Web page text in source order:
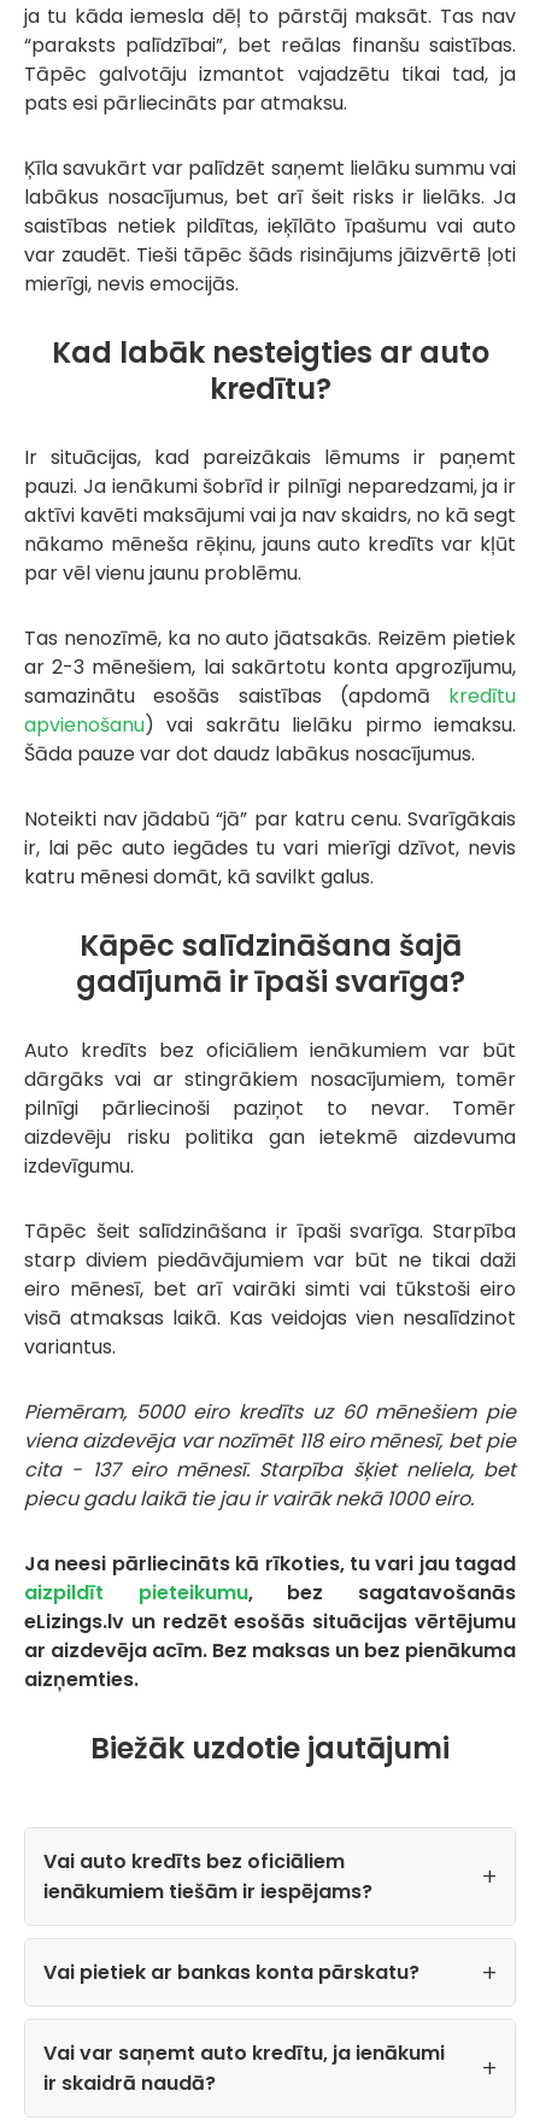
ja tu kāda iemesla dēļ to pārstāj maksāt. Tas nav
“paraksts palīdzībai”, bet reālas finanšu saistības.
Tāpēc galvotāju izmantot vajadzētu tikai tad, ja
pats esi pārliecināts par atmaksu.
Ķīla savukārt var palīdzēt saņemt lielāku summu vai
labākus nosacījumus, bet arī šeit risks ir lielāks. Ja
saistības netiek pildītas, ieķīlāto īpašumu vai auto
var zaudēt. Tieši tāpēc šāds risinājums jāizvērtē ļoti
mierīgi, nevis emocijās.
Kad labāk nesteigties ar auto
kredītu?
Ir situācijas, kad pareizākais lēmums ir paņemt
pauzi. Ja ienākumi šobrīd ir pilnīgi neparedzami, ja ir
aktīvi kavēti maksājumi vai ja nav skaidrs, no kā segt
nākamo mēneša rēķinu, jauns auto kredīts var kļūt
par vēl vienu jaunu problēmu.
Tas nenozīmē, ka no auto jāatsakās. Reizēm pietiek
ar 2-3 mēnešiem, lai sakārtotu konta apgrozījumu,
samazinātu esošās saistības (apdomā kredītu
apvienošanu) vai sakrātu lielāku pirmo iemaksu.
Šāda pauze var dot daudz labākus nosacījumus.
Noteikti nav jādabū “jā” par katru cenu. Svarīgākais
ir, lai pēc auto iegādes tu vari mierīgi dzīvot, nevis
katru mēnesi domāt, kā savilkt galus.
Kāpēc salīdzināšana šajā
gadījumā ir īpaši svarīga?
Auto kredīts bez oficiāliem ienākumiem var būt
dārgāks vai ar stingrākiem nosacījumiem, tomēr
pilnīgi pārliecinoši paziņot to nevar. Tomēr
aizdevēju risku politika gan ietekmē aizdevuma
izdevīgumu.
Tāpēc šeit salīdzināšana ir īpaši svarīga. Starpība
starp diviem piedāvājumiem var būt ne tikai daži
eiro mēnesī, bet arī vairāki simti vai tūkstoši eiro
visā atmaksas laikā. Kas veidojas vien nesalīdzinot
variantus.
Piemēram, 5000 eiro kredīts uz 60 mēnešiem pie
viena aizdevēja var nozīmēt 118 eiro mēnesī, bet pie
cita - 137 eiro mēnesī. Starpība šķiet neliela, bet
piecu gadu laikā tie jau ir vairāk nekā 1000 eiro.
Ja neesi pārliecināts kā rīkoties, tu vari jau tagad
aizpildīt pieteikumu, bez sagatavošanās
eLizings.lv un redzēt esošās situācijas vērtējumu
ar aizdevēja acīm. Bez maksas un bez pienākuma
aizņemties.
Biežāk uzdotie jautājumi
Vai auto kredīts bez oficiāliem
ienākumiem tiešām ir iespējams?
Vai pietiek ar bankas konta pārskatu?
Vai var saņemt auto kredītu, ja ienākumi
ir skaidrā naudā?